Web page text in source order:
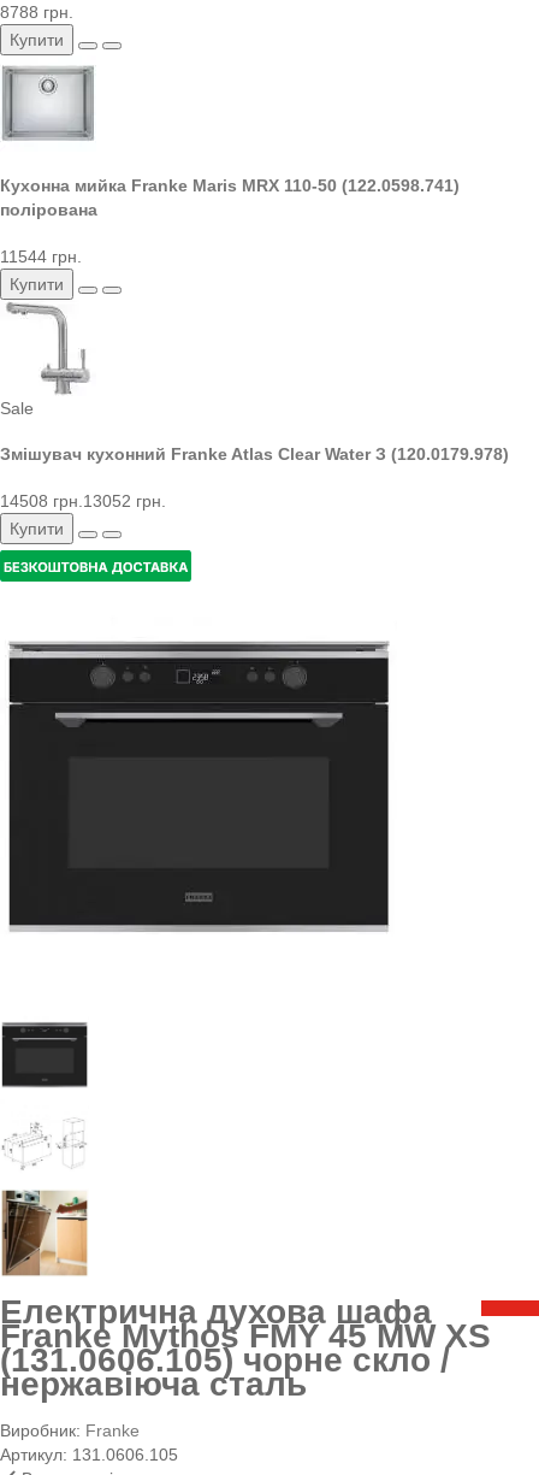
8788 грн.
Купити
Кухонна мийка Franke Maris MRX 110-50 (122.0598.741)
полірована
11544 грн.
Купити
Sale
Змішувач кухонний Franke Atlas Clear Water З (120.0179.978)
14508 грн. 13052 грн.
Купити
Електрична духова шафа
Franke Mythos FMY 45 MW XS
(131.0606.105) чорне скло /
нержавіюча сталь
Виробник: Franke
Артикул: 131.0606.105